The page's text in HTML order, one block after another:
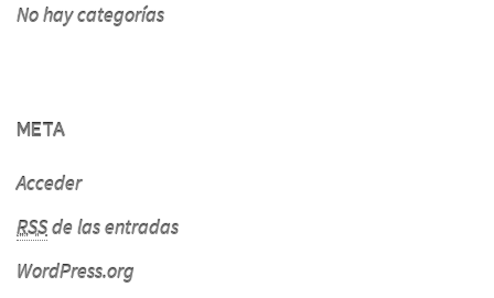
No hay categorías
META
Acceder
RSSde las entradas
WordPress.org